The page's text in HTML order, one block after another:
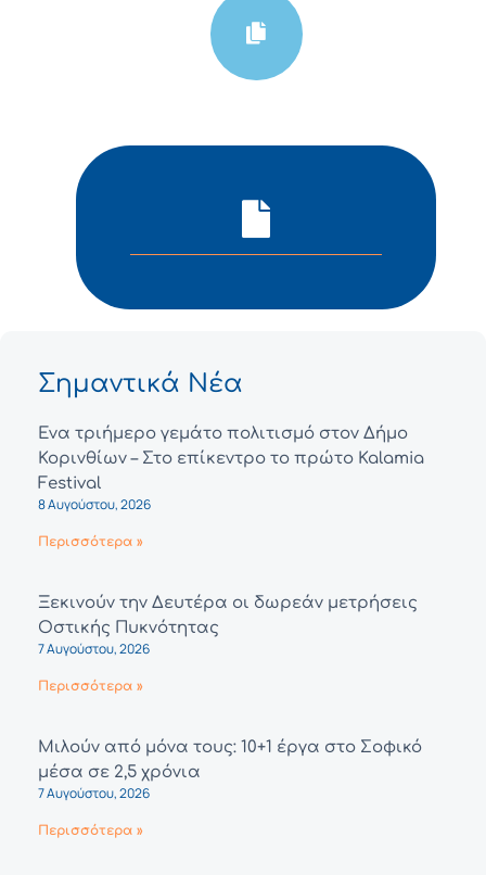
Σημαντικά Νέα
Ένα τριήμερο γεμάτο πολιτισμό στον Δήμο
Κορινθίων – Στο επίκεντρο το πρώτο Kalamia
Festival
8 Αυγούστου, 2026
Περισσότερα »
Ξεκινούν την Δευτέρα οι δωρεάν μετρήσεις
Οστικής Πυκνότητας
7 Αυγούστου, 2026
Περισσότερα »
Μιλούν από μόνα τους: 10+1 έργα στο Σοφικό
μέσα σε 2,5 χρόνια
7 Αυγούστου, 2026
Περισσότερα »